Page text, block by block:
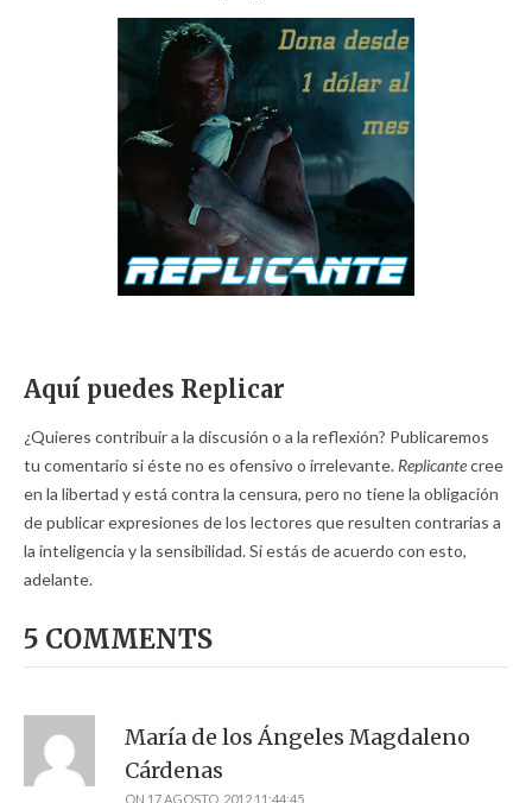
Aquí puedes Replicar
¿Quieres contribuir a la discusión o a la reflexión? Publicaremos
tu comentario si éste no es ofensivo o irrelevante. Replicantecree
en la libertad y está contra la censura, pero no tiene la obligación
de publicar expresiones de los lectores que resulten contrarias a
la inteligencia y la sensibilidad. Si estás de acuerdo con esto,
adelante.
5 COMMENTS
María de los Ángeles Magdaleno
Cárdenas
ON 17 AGOSTO, 2012 11:44:45